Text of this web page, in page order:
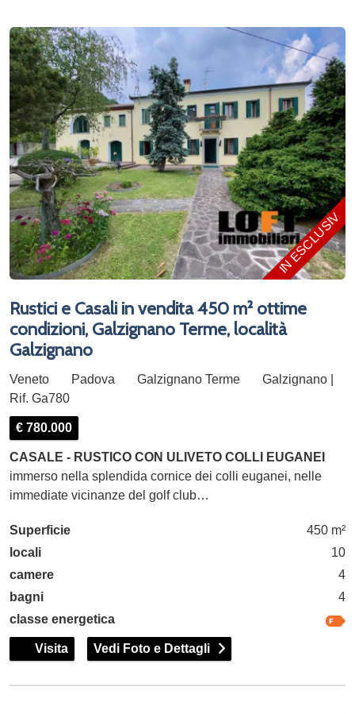
IN ESCLUSIVA
Rustici e Casali in vendita 450 m² ottime
condizioni, Galzignano Terme, località
Galzignano
Veneto Padova Galzignano Terme
Galzignano |
Rif. Ga780
€ 780.000
CASALE - RUSTICO CON ULIVETO COLLI EUGANEI
immerso nella splendida cornice dei colli euganei, nelle
immediate vicinanze del golf club…
Superficie
450 m²
locali
10
camere
4
bagni
4
classe energetica
Visita Vedi Foto e Dettagli